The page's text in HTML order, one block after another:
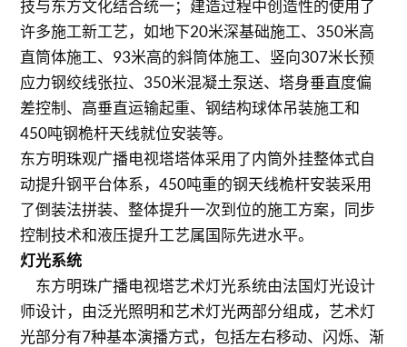
技与东方文化结合统一；建造过程中创造性的使用了
许多施工新工艺，如地下20米深基础施工、350米高
直筒体施工、93米高的斜筒体施工、竖向307米长预
应力钢绞线张拉、350米混凝土泵送、塔身垂直度偏
差控制、高垂直运输起重、钢结构球体吊装施工和
450吨钢桅杆天线就位安装等。
东方明珠观广播电视塔塔体采用了内筒外挂整体式自
动提升钢平台体系，450吨重的钢天线桅杆安装采用
了倒装法拼装、整体提升一次到位的施工方案，同步
控制技术和液压提升工艺属国际先进水平。
灯光系统
东方明珠广播电视塔艺术灯光系统由法国灯光设计
师设计，由泛光照明和艺术灯光两部分组成，艺术灯
光部分有7种基本演播方式，包括左右移动、闪烁、渐